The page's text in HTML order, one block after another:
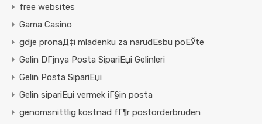
free websites
Gama Casino
gdje pronaД‡i mladenku za narudЕѕbu poЕЎte
Gelin DГјnya Posta SipariЕџi Gelinleri
Gelin Posta SipariЕџi
Gelin sipariЕџi vermek iГ§in posta
genomsnittlig kostnad fГ¶r postorderbruden